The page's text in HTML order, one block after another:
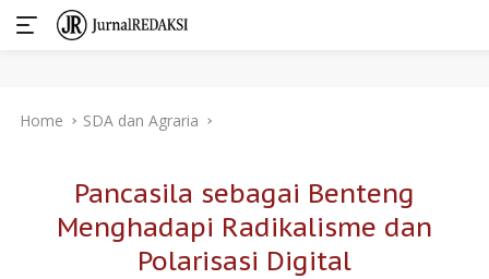
Home SDA dan Agraria
Pancasila sebagai Benteng
Menghadapi Radikalisme dan
Polarisasi Digital